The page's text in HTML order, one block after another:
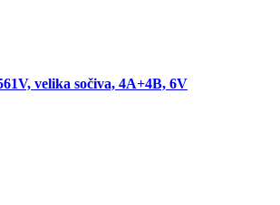
velika sočiva, 4A+4B, 6V